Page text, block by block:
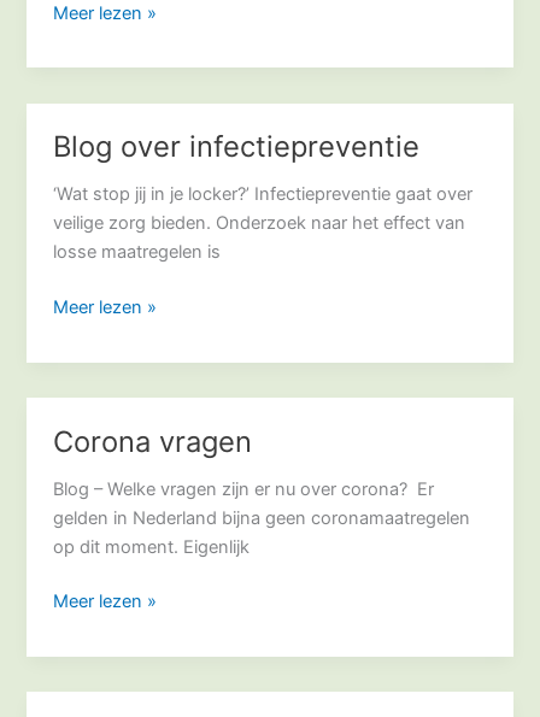
Meer lezen »
Blog over infectiepreventie
‘Wat stop jij in je locker?’ Infectiepreventie gaat over
veilige zorg bieden. Onderzoek naar het effect van
losse maatregelen is
Blog
infectiepreventie
Meer lezen »
Corona vragen
Blog – Welke vragen zijn er nu over corona? Er
gelden in Nederland bijna geen coronamaatregelen
op dit moment. Eigenlijk
Corona
Meer lezen »